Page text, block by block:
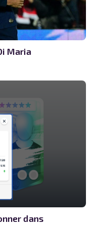
Maria
dans